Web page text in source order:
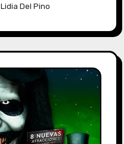
Lidia Del Pino